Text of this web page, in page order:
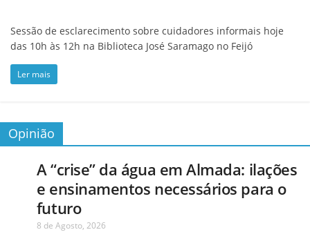
Sessão de esclarecimento sobre cuidadores informais hoje
das 10h às 12h na Biblioteca José Saramago no Feijó
Ler mais
Opinião
A “crise” da água em Almada: ilações
e ensinamentos necessários para o
futuro
8 de Agosto, 2026